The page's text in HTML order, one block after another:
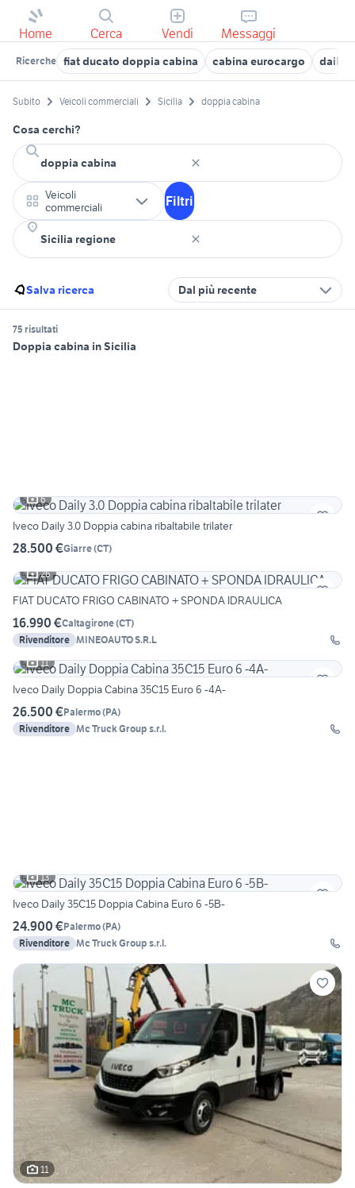
Home Cerca Vendi Messaggi
Ricerche fiat ducato doppia cabina cabina eurocargo daily
Subito Veicoli commerciali Sicilia doppia cabina
Cosa cerchi?
Veicoli
commerciali
Filtri
Salva ricerca Dal più recente
75 risultati
Doppia cabina in Sicilia
6
Iveco Daily 3.0 Doppia cabina ribaltabile trilater
28.500 €Giarre(CT)
26
FIAT DUCATO FRIGO CABINATO + SPONDA IDRAULICA
16.990 €Caltagirone(CT)
Rivenditore MINEOAUTO S.R.L
11
Iveco Daily Doppia Cabina 35C15 Euro 6 -4A-
26.500 €Palermo(PA)
Rivenditore Mc Truck Group s.r.l.
13
Iveco Daily 35C15 Doppia Cabina Euro 6 -5B-
24.900 €Palermo(PA)
Rivenditore Mc Truck Group s.r.l.
11